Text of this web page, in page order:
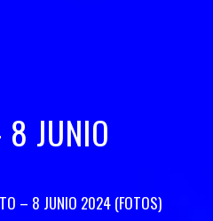
8 JUNIO
– 8 JUNIO 2024 (FOTOS)